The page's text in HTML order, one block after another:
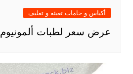
أكياس و خامات تعبئة و تغليف
عرض سعر لطبات ألمونيوم